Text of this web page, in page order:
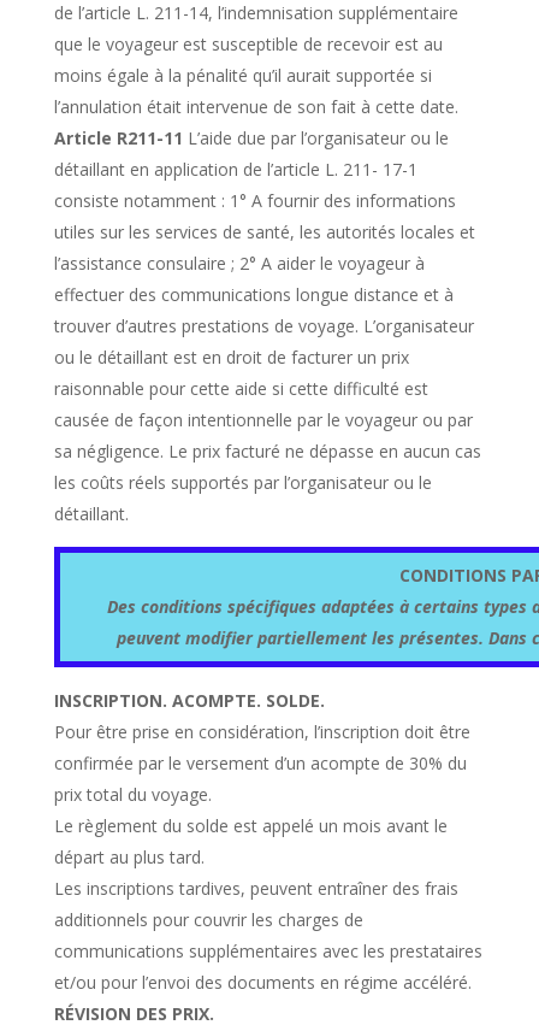
de l’article L. 211-14, l’indemnisation supplémentaire
que le voyageur est susceptible de recevoir est au
moins égale à la pénalité qu’il aurait supportée si
l’annulation était intervenue de son fait à cette date.
Article R211-11 L’aide due par l’organisateur ou le
détaillant en application de l’article L. 211- 17-1
consiste notamment : 1° A fournir des informations
utiles sur les services de santé, les autorités locales et
l’assistance consulaire ; 2° A aider le voyageur à
effectuer des communications longue distance et à
trouver d’autres prestations de voyage. L’organisateur
ou le détaillant est en droit de facturer un prix
raisonnable pour cette aide si cette difficulté est
causée de façon intentionnelle par le voyageur ou par
sa négligence. Le prix facturé ne dépasse en aucun cas
les coûts réels supportés par l’organisateur ou le
détaillant.
CONDITIONS
Des conditions spécifiques adaptées à certains
peuvent modifier partiellement les présentes. Dans
INSCRIPTION. ACOMPTE. SOLDE.
Pour être prise en considération, l’inscription doit être
confirmée par le versement d’un acompte de 30% du
prix total du voyage.
Le règlement du solde est appelé un mois avant le
départ au plus tard.
Les inscriptions tardives, peuvent entraîner des frais
additionnels pour couvrir les charges de
communications supplémentaires avec les prestataires
et/ou pour l’envoi des documents en régime accéléré.
RÉVISION DES PRIX.